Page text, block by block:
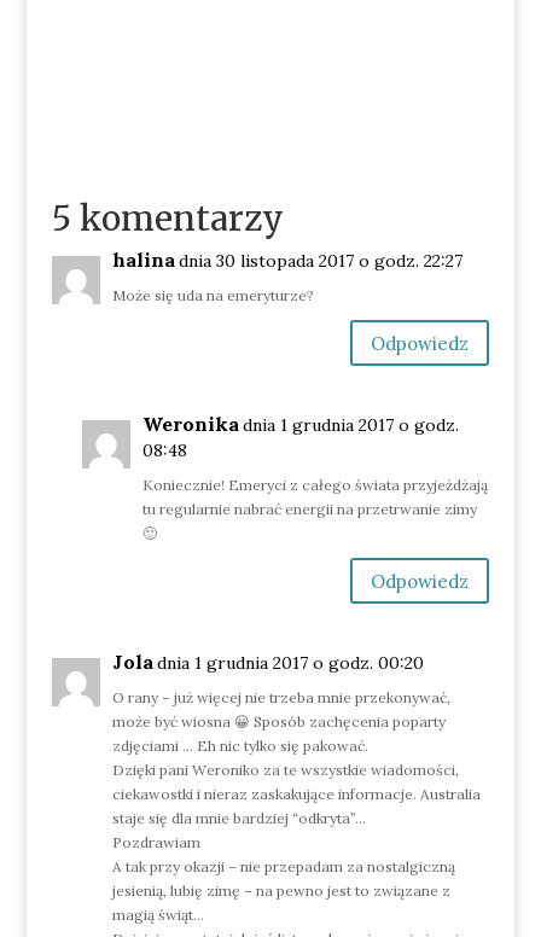
5 komentarzy
halinadnia 30 listopada 2017 o godz. 22:27
Może się uda na emeryturze?
Odpowiedz
Weronikadnia 1 grudnia 2017 o godz.
08:48
Koniecznie! Emeryci z całego świata przyjeżdżają
tu regularnie nabrać energii na przetrwanie zimy
🙂
Odpowiedz
Joladnia 1 grudnia 2017 o godz. 00:20
O rany – już więcej nie trzeba mnie przekonywać,
może być wiosna 😀 Sposób zachęcenia poparty
zdjęciami … Eh nic tylko się pakować.
Dzięki pani Weroniko za te wszystkie wiadomości,
ciekawostki i nieraz zaskakujące informacje. Australia
staje się dla mnie bardziej “odkryta”…
Pozdrawiam
A tak przy okazji – nie przepadam za nostalgiczną
jesienią, lubię zimę – na pewno jest to związane z
magią świąt…